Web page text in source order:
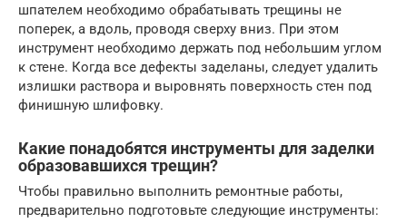
шпателем необходимо обрабатывать трещины не
поперек, а вдоль, проводя сверху вниз. При этом
инструмент необходимо держать под небольшим углом
к стене. Когда все дефекты заделаны, следует удалить
излишки раствора и выровнять поверхность стен под
финишную шлифовку.
Какие понадобятся инструменты для заделки
образовавшихся трещин?
Чтобы правильно выполнить ремонтные работы,
предварительно подготовьте следующие инструменты: